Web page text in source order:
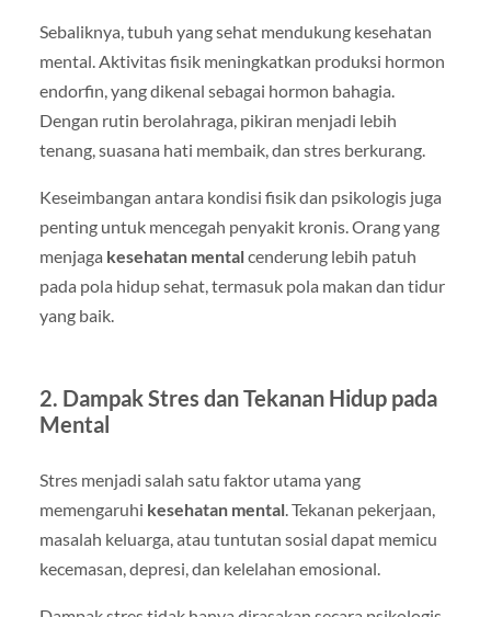
Sebaliknya, tubuh yang sehat mendukung kesehatan
mental. Aktivitas fisik meningkatkan produksi hormon
endorfin, yang dikenal sebagai hormon bahagia.
Dengan rutin berolahraga, pikiran menjadi lebih
tenang, suasana hati membaik, dan stres berkurang.
Keseimbangan antara kondisi fisik dan psikologis juga
penting untuk mencegah penyakit kronis. Orang yang
menjaga kesehatan mentalcenderung lebih patuh
pada pola hidup sehat, termasuk pola makan dan tidur
yang baik.
2. Dampak Stres dan Tekanan Hidup pada
Mental
Stres menjadi salah satu faktor utama yang
memengaruhi kesehatan mental. Tekanan pekerjaan,
masalah keluarga, atau tuntutan sosial dapat memicu
kecemasan, depresi, dan kelelahan emosional.